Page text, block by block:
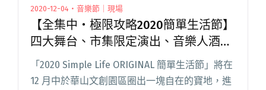
2020-12-04・音樂節｜現場
【全集中・極限攻略2020簡單生活節】
四大舞台、市集限定演出、音樂人酒
吧、在地美食！
「2020 Simple Life ORIGINAL 簡單生活節」將在
12 月中於華山文創園區圈出一塊自在的寶地，進